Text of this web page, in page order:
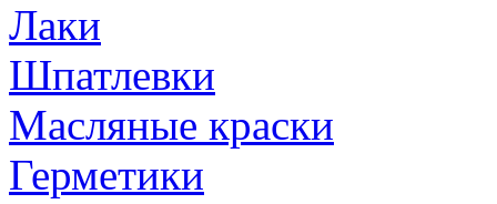
Лаки
Шпатлевки
Масляные краски
Герметики